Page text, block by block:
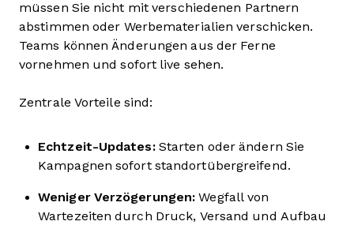
müssen Sie nicht mit verschiedenen Partnern
abstimmen oder Werbematerialien verschicken.
Teams können Änderungen aus der Ferne
vornehmen und sofort live sehen.
Zentrale Vorteile sind:
Echtzeit-Updates:Starten oder ändern Sie
Kampagnen sofort standortübergreifend.
Weniger Verzögerungen: Wegfall von
Wartezeiten durch Druck, Versand und Aufbau